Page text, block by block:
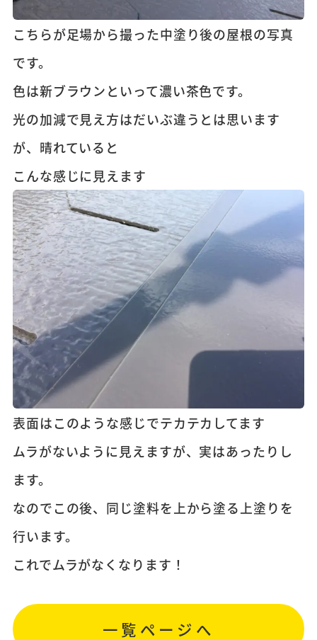
こちらが足場から撮った中塗り後の屋根の写真
です。
色は新ブラウンといって濃い茶色です。
光の加減で見え方はだいぶ違うとは思います
が、晴れていると
こんな感じに見えます
表面はこのような感じでテカテカしてます
ムラがないように見えますが、実はあったりし
ます。
なのでこの後、同じ塗料を上から塗る上塗りを
行います。
これでムラがなくなります！
一覧ページへ